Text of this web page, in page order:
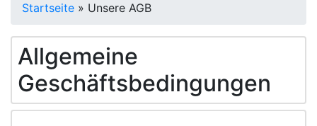
Startseite » Unsere AGB
Allgemeine
Geschäftsbedingungen